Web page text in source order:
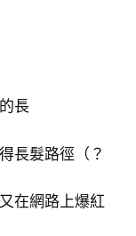
長
長髮路徑（？
在網路上爆紅